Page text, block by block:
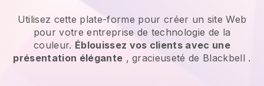
Utilisez cette plate-forme pour créer un site Web
pour votre entreprise de technologie de la
couleur. Éblouissez vos clients avec une
présentation élégante , gracieuseté de Blackbell .